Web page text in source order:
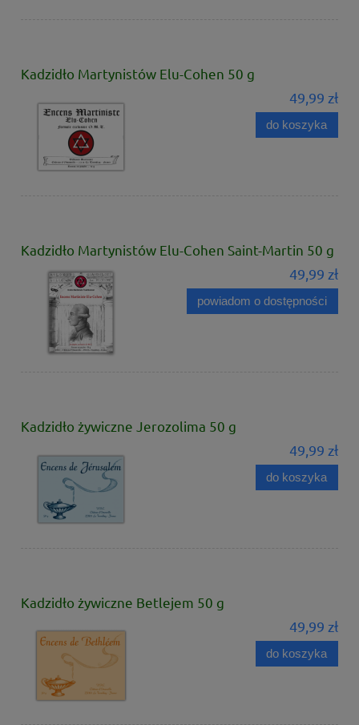
Kadzidło Martynistów Elu-Cohen 50 g
49,99 zł
do koszyka
Kadzidło Martynistów Elu-Cohen Saint-Martin 50 g
49,99 zł
powiadom o dostępności
Kadzidło żywiczne Jerozolima 50 g
49,99 zł
do koszyka
Kadzidło żywiczne Betlejem 50 g
49,99 zł
do koszyka